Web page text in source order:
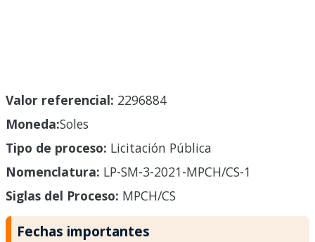
Valor referencial: 2296884
Moneda:Soles
Tipo de proceso: Licitación Pública
Nomenclatura: LP-SM-3-2021-MPCH/CS-1
Siglas del Proceso: MPCH/CS
Fechas importantes